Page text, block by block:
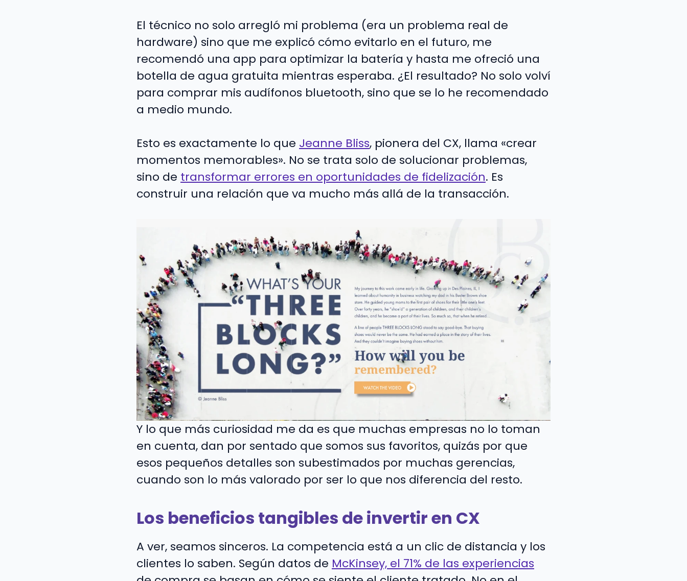
El técnico no solo arregló mi problema (era un problema real de
hardware) sino que me explicó cómo evitarlo en el futuro, me
recomendó una app para optimizar la batería y hasta me ofreció una
botella de agua gratuita mientras esperaba. ¿El resultado? No solo volví
para comprar mis audífonos bluetooth, sino que se lo he recomendado
a medio mundo.
Esto es exactamente lo que Jeanne Bliss, pionera del CX, llama «crear
momentos memorables». No se trata solo de solucionar problemas,
sino de transformar errores en oportunidades de fidelización. Es
construir una relación que va mucho más allá de la transacción.
Y lo que más curiosidad me da es que muchas empresas no lo toman
en cuenta, dan por sentado que somos sus favoritos, quizás por que
esos pequeños detalles son subestimados por muchas gerencias,
cuando son lo más valorado por ser lo que nos diferencia del resto.
Los beneficios tangibles de invertir en CX
A ver, seamos sinceros. La competencia está a un clic de distancia y los
clientes lo saben. Según datos de McKinsey, el 71% de las experiencias